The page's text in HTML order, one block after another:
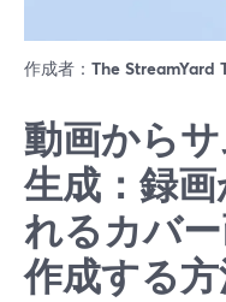
作成者： The StreamYard
動画から
生成：録
れるカバ
作成する